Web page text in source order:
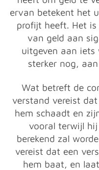
ervan betekent het
profijt heeft. Het
van geld aan
uitgeven aan
sterker nog,
Wat betreft de
verstand vereist
hem schaadt en
vooral terwijl
berekend zal
vereist dat een
hem baat, en